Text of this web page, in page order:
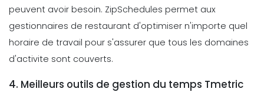
peuvent avoir besoin. ZipSchedules permet aux
gestionnaires de restaurant d'optimiser n'importe quel
horaire de travail pour s'assurer que tous les domaines
d'activite sont couverts.
4. Meilleurs outils de gestion du temps Tmetric